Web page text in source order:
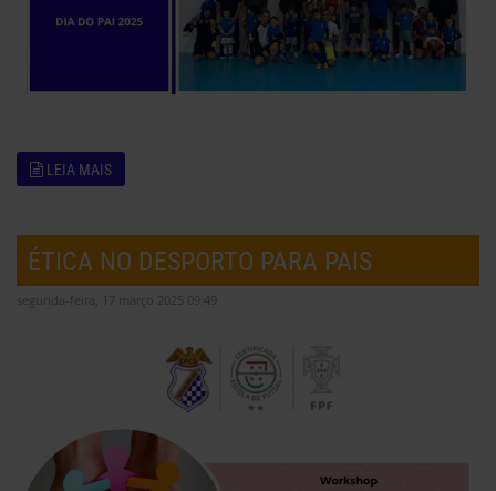
LEIA MAIS
ÉTICA NO DESPORTO PARA PAIS
segunda-feira, 17 março 2025 09:49